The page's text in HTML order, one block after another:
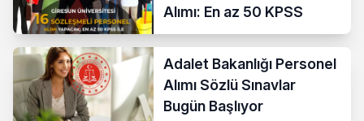
Alımı: En az 50 KPSS
Adalet Bakanlığı Personel
Alımı Sözlü Sınavlar
Bugün Başlıyor